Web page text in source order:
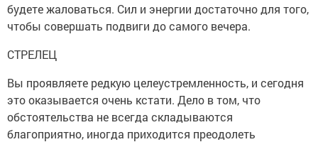
будете жаловаться. Сил и энергии достаточно для того,
чтобы совершать подвиги до самого вечера.
СТРЕЛЕЦ
Вы проявляете редкую целеустремленность, и сегодня
это оказывается очень кстати. Дело в том, что
обстоятельства не всегда складываются
благоприятно, иногда приходится преодолеть